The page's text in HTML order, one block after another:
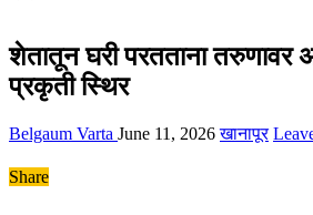
शेतातून घरी परतताना तरुणावर
प्रकृती स्थिर
Belgaum Varta June 11, 2026 खानापूर
Share